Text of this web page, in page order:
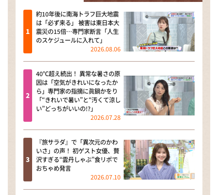
約10年後に南海トラフ巨大地震
は「必ず来る」 被害は東日本大
震災の15倍…専門家断言「人生
のスケジュールに入れて」
2026.08.06
40℃超え続出！ 異常な暑さの原
因は「空気がきれいになったか
ら」専門家の指摘に眞鍋かをり
「“きれいで暑い”と“汚くて涼し
い”どっちがいいの!?」
2026.07.28
『旅サラダ』で「異次元のかわ
いさ」の声！ 初ゲスト女優、贅
沢すぎる“雲丹しゃぶ”食リポで
おちゃめ発言
2026.07.10